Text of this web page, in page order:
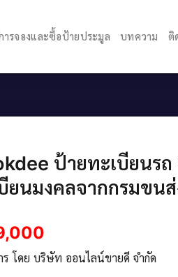
ารจองและซื้อป้ายประมูล บทความ ติ
ป้ายทะเบียนร
ยนมงคลจากกรมขนส่
ร โดย บริษัท ออนไลน์ขายดี จำกัด